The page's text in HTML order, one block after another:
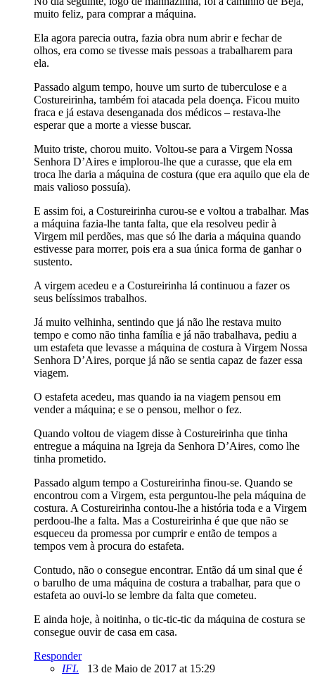
muito feliz, para comprar a máquina.
Ela agora parecia outra, fazia obra num abrir e fechar de
olhos, era como se tivesse mais pessoas a trabalharem para
ela.
Passado algum tempo, houve um surto de tuberculose e a
Costureirinha, também foi atacada pela doença. Ficou muito
fraca e já estava desenganada dos médicos – restava-lhe
esperar que a morte a viesse buscar.
Muito triste, chorou muito. Voltou-se para a Virgem Nossa
Senhora D’Aires e implorou-lhe que a curasse, que ela em
troca lhe daria a máquina de costura (que era aquilo que ela de
mais valioso possuía).
E assim foi, a Costureirinha curou-se e voltou a trabalhar. Mas
a máquina fazia-lhe tanta falta, que ela resolveu pedir à
Virgem mil perdões, mas que só lhe daria a máquina quando
estivesse para morrer, pois era a sua única forma de ganhar o
sustento.
A virgem acedeu e a Costureirinha lá continuou a fazer os
seus belíssimos trabalhos.
Já muito velhinha, sentindo que já não lhe restava muito
tempo e como não tinha família e já não trabalhava, pediu a
um estafeta que levasse a máquina de costura à Virgem Nossa
Senhora D’Aires, porque já não se sentia capaz de fazer essa
viagem.
O estafeta acedeu, mas quando ia na viagem pensou em
vender a máquina; e se o pensou, melhor o fez.
Quando voltou de viagem disse à Costureirinha que tinha
entregue a máquina na Igreja da Senhora D’Aires, como lhe
tinha prometido.
Passado algum tempo a Costureirinha finou-se. Quando se
encontrou com a Virgem, esta perguntou-lhe pela máquina de
costura. A Costureirinha contou-lhe a história toda e a Virgem
perdoou-lhe a falta. Mas a Costureirinha é que que não se
esqueceu da promessa por cumprir e então de tempos a
tempos vem à procura do estafeta.
Contudo, não o consegue encontrar. Então dá um sinal que é
o barulho de uma máquina de costura a trabalhar, para que o
estafeta ao ouvi-lo se lembre da falta que cometeu.
E ainda hoje, à noitinha, o tic-tic-tic da máquina de costura se
consegue ouvir de casa em casa.
Responder
IFL
13 de Maio de 2017 at 15:29